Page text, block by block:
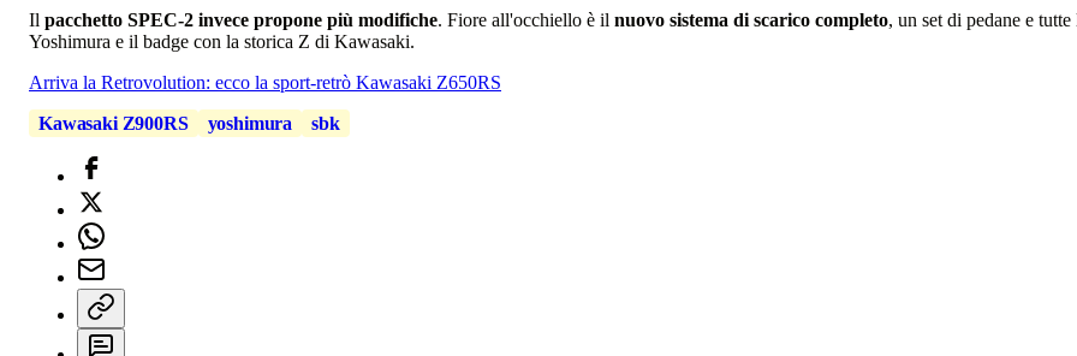
Il pacchetto SPEC-2 invece propone più modifiche. Fiore all'occhiello è il nuovo sistema di scarico completo, un set di pedane e
Yoshimura e il badge con la storica Z di Kawasaki.
Arriva la Retrovolution: ecco la sport-retrò Kawasaki Z650RS
Kawasaki Z900RS
yoshimura sbk